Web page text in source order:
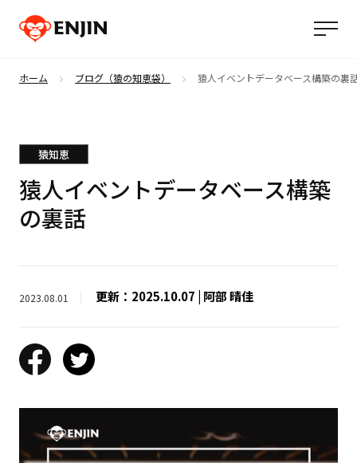
ホーム ブログ（猿の知恵袋） 猿人イベントデータベース構築の裏
猿知恵
猿人イベントデータベース構築
の裏話
2023.08.01 更新：2025.10.07 | 阿部 晴佳